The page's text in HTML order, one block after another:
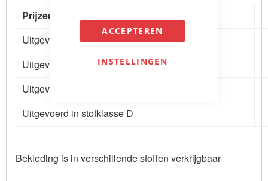
ACCEPTEREN
INSTELLINGEN
Prijzen s
Uitgevoerd in stofklasse A
Uitgevoerd in stofklasse B
Uitgevoerd in stofklasse C
Uitgevoerd in stofklasse D
Bekleding is in verschillende stoffen verkrijgbaar